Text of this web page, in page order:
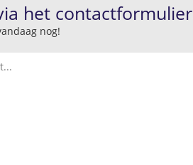
het
nog!